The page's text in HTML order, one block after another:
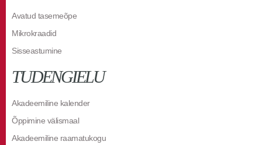
Avatud tasemeõpe
Mikrokraadid
Sisseastumine
TUDENGIELU
Akadeemiline kalender
Õppimine välismaal
Akadeemiline raamatukogu